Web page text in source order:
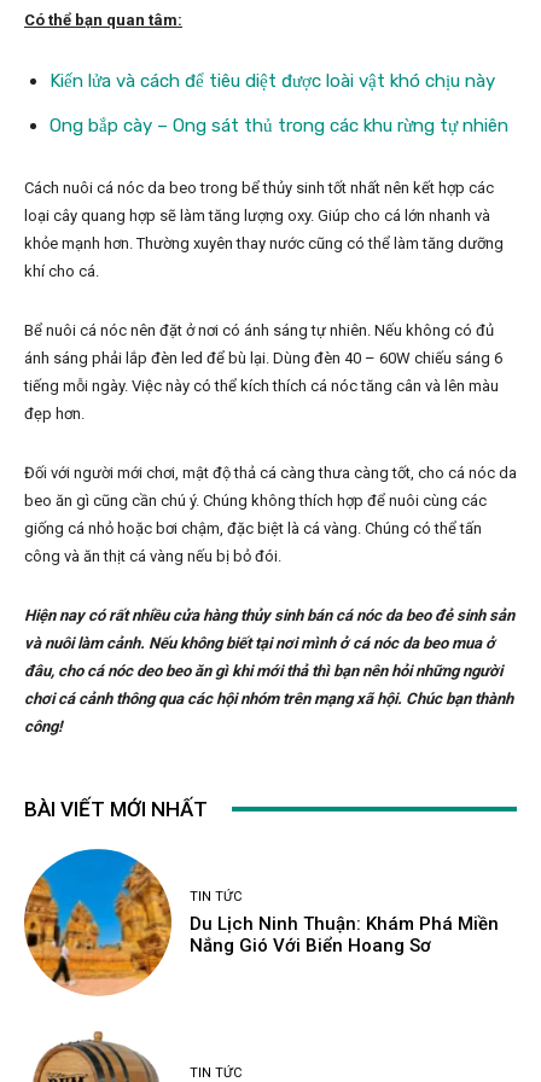
Có thể bạn quan tâm:
Kiến lửa và cách để tiêu diệt được loài vật khó chịu này
Ong bắp cày – Ong sát thủ trong các khu rừng tự nhiên
Cách nuôi cá nóc da beo trong bể thủy sinh tốt nhất nên kết hợp các
loại cây quang hợp sẽ làm tăng lượng oxy. Giúp cho cá lớn nhanh và
khỏe mạnh hơn. Thường xuyên thay nước cũng có thể làm tăng dưỡng
khí cho cá.
Bể nuôi cá nóc nên đặt ở nơi có ánh sáng tự nhiên. Nếu không có đủ
ánh sáng phải lắp đèn led để bù lại. Dùng đèn 40 – 60W chiếu sáng 6
tiếng mỗi ngày. Việc này có thể kích thích cá nóc tăng cân và lên màu
đẹp hơn.
Đối với người mới chơi, mật độ thả cá càng thưa càng tốt, cho cá nóc da
beo ăn gì cũng cần chú ý. Chúng không thích hợp để nuôi cùng các
giống cá nhỏ hoặc bơi chậm, đặc biệt là cá vàng. Chúng có thể tấn
công và ăn thịt cá vàng nếu bị bỏ đói.
Hiện nay có rất nhiều cửa hàng thủy sinh bán cá nóc da beo đẻ sinh sản
và nuôi làm cảnh. Nếu không biết tại nơi mình ở cá nóc da beo mua ở
đâu, cho cá nóc deo beo ăn gì khi mới thả thì bạn nên hỏi những người
chơi cá cảnh thông qua các hội nhóm trên mạng xã hội. Chúc bạn thành
công!
BÀI VIẾT MỚI NHẤT
TIN TỨC
Du Lịch Ninh Thuận: Khám Phá Miền
Nắng Gió Với Biển Hoang Sơ
TIN TỨC